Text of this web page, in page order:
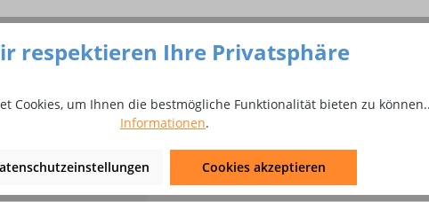
Stift sonstige Gase G 1/
respektieren Ihre Privatsphäre
Cookies, um Ihnen die bestmögliche Funktionalität bieten zu
Informationen.
Cookies akzeptieren